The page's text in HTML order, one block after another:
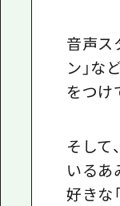
音声ス
ン」な
をつけ
そして
いるあ
好きな